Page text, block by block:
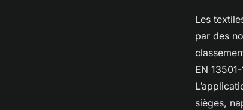
Les
par des
EN
sièges,